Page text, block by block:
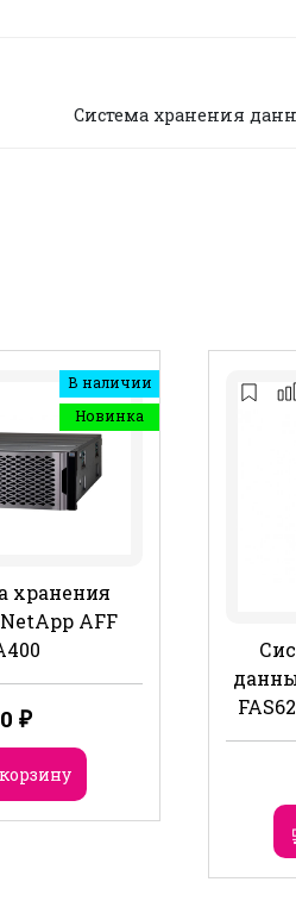
Система хранения
В наличии
Новинка
хранения
AFF
0 ₽